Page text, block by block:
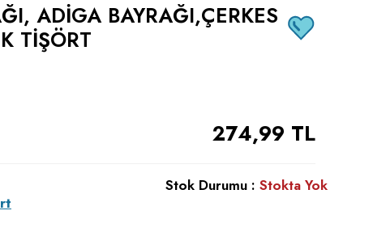
ADIGA BAYRAĞI,ÇERKES
TIŞÖRT
274,99 TL
Stok Durumu : Stokta Yok